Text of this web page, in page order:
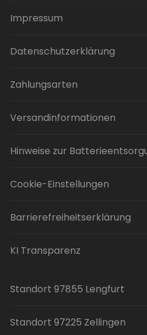
Impressum
Datenschutzerklärung
Zahlungsarten
Versandinformationen
Hinweise zur
Cookie-Einstellungen
Barrierefreiheitserklärung
KI Transparenz
Standort 97855 Lengfurt
Standort 97225 Zellingen